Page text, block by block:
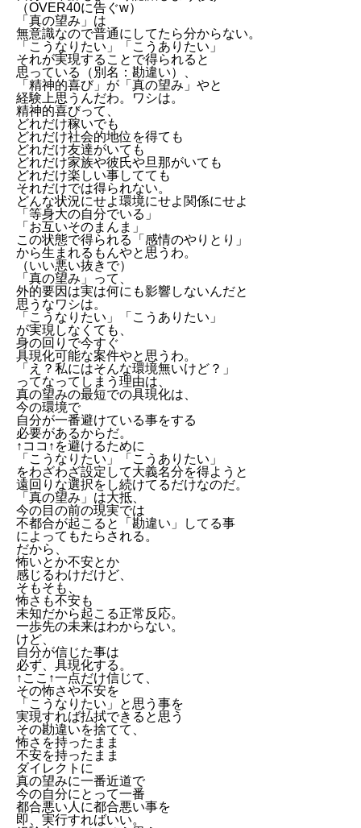
（OVER40に告ぐw）
「真の望み」は
無意識なので普通にしてたら分からない。
「こうなりたい」「こうありたい」
それが実現することで得られると
思っている（別名：勘違い）、
「精神的喜び」が「真の望み」やと
経験上思うんだわ。ワシは。
精神的喜びって、
どれだけ稼いでも
どれだけ社会的地位を得ても
どれだけ友達がいても
どれだけ家族や彼氏や旦那がいても
どれだけ楽しい事してても
それだけでは得られない。
どんな状況にせよ環境にせよ関係にせよ
「等身大の自分でいる」
「お互いそのまんま」
この状態で得られる「感情のやりとり」
から生まれるもんやと思うわ。
（いい悪い抜きで）
「真の望み」って、
外的要因は実は何にも影響しないんだと
思うなワシは。
「こうなりたい」「こうありたい」
が実現しなくても、
身の回りで今すぐ
具現化可能な案件やと思うわ。
「え？私にはそんな環境無いけど？」
ってなってしまう理由は、
真の望みの最短での具現化は、
今の環境で
自分が一番避けている事をする
必要があるからだ。
↑ココ↑を避けるために
「こうなりたい」「こうありたい」
をわざわざ設定して大義名分を得ようと
遠回りな選択をし続けてるだけなのだ。
「真の望み」は大抵、
今の目の前の現実では
不都合が起こると「勘違い」してる事
によってもたらされる。
だから、
怖いとか不安とか
感じるわけだけど、
そもそも、
怖さも不安も
未知だから起こる正常反応。
一歩先の未来はわからない。
けど、
自分が信じた事は
必ず、具現化する。
↑ここ↑一点だけ信じて、
その怖さや不安を
「こうなりたい」と思う事を
実現すれば払拭できると思う
その勘違いを捨てて、
怖さを持ったまま
不安を持ったまま
ダイレクトに
真の望みに一番近道で
今の自分にとって一番
都合悪い人に都合悪い事を
即、実行すればいい。